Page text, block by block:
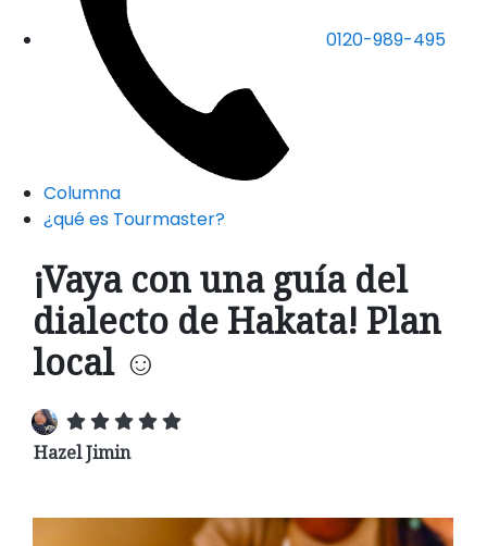
0120-989-495
Columna
¿qué es Tourmaster?
¡Vaya con una guía del
dialecto de Hakata! Plan
local ☺️
Hazel Jimin